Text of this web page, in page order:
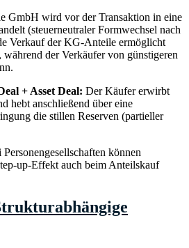
GmbH wird vor der Transaktion in eine
(steuerneutraler Formwechsel nach
Verkauf der KG-Anteile ermöglicht
der Verkäufer von günstigeren
+ Asset Deal: Der Käufer erwirbt
hebt anschließend über eine
die stillen Reserven (partieller
Personengesellschaften können
up-Effekt auch beim Anteilskauf